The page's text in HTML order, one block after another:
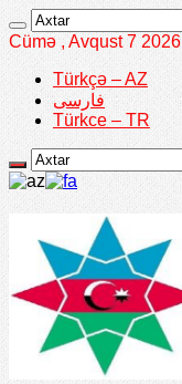
Cümə , Avqust 7 2026
Türkçə – AZ
فارسی
Türkce – TR